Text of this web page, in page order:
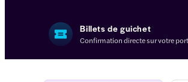
Billets de guichet
Confirmation directe sur votre